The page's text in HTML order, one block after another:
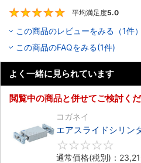
平均満足度5.0
この商品のレビューをみる（1件）
この商品のFAQをみる(1件)
よく一緒に見られています
閲覧中の商品と併せてご検討く
コガネイ
エアスライドシリン
通常価格(税別)：